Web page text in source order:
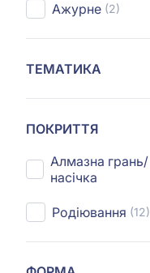
Ажурне (2)
ТЕМАТИКА
ПОКРИТТЯ
Алмазна грань/
насічка
Родіювання (12)